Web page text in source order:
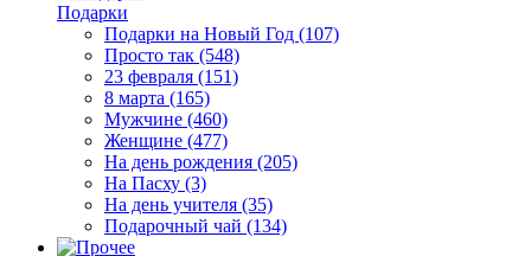
Подарки
Подарки на Новый Год (107)
Просто так (548)
23 февраля (151)
8 марта (165)
Мужчине (460)
Женщине (477)
На день рождения (205)
На Пасху (3)
На день учителя (35)
Подарочный чай (134)